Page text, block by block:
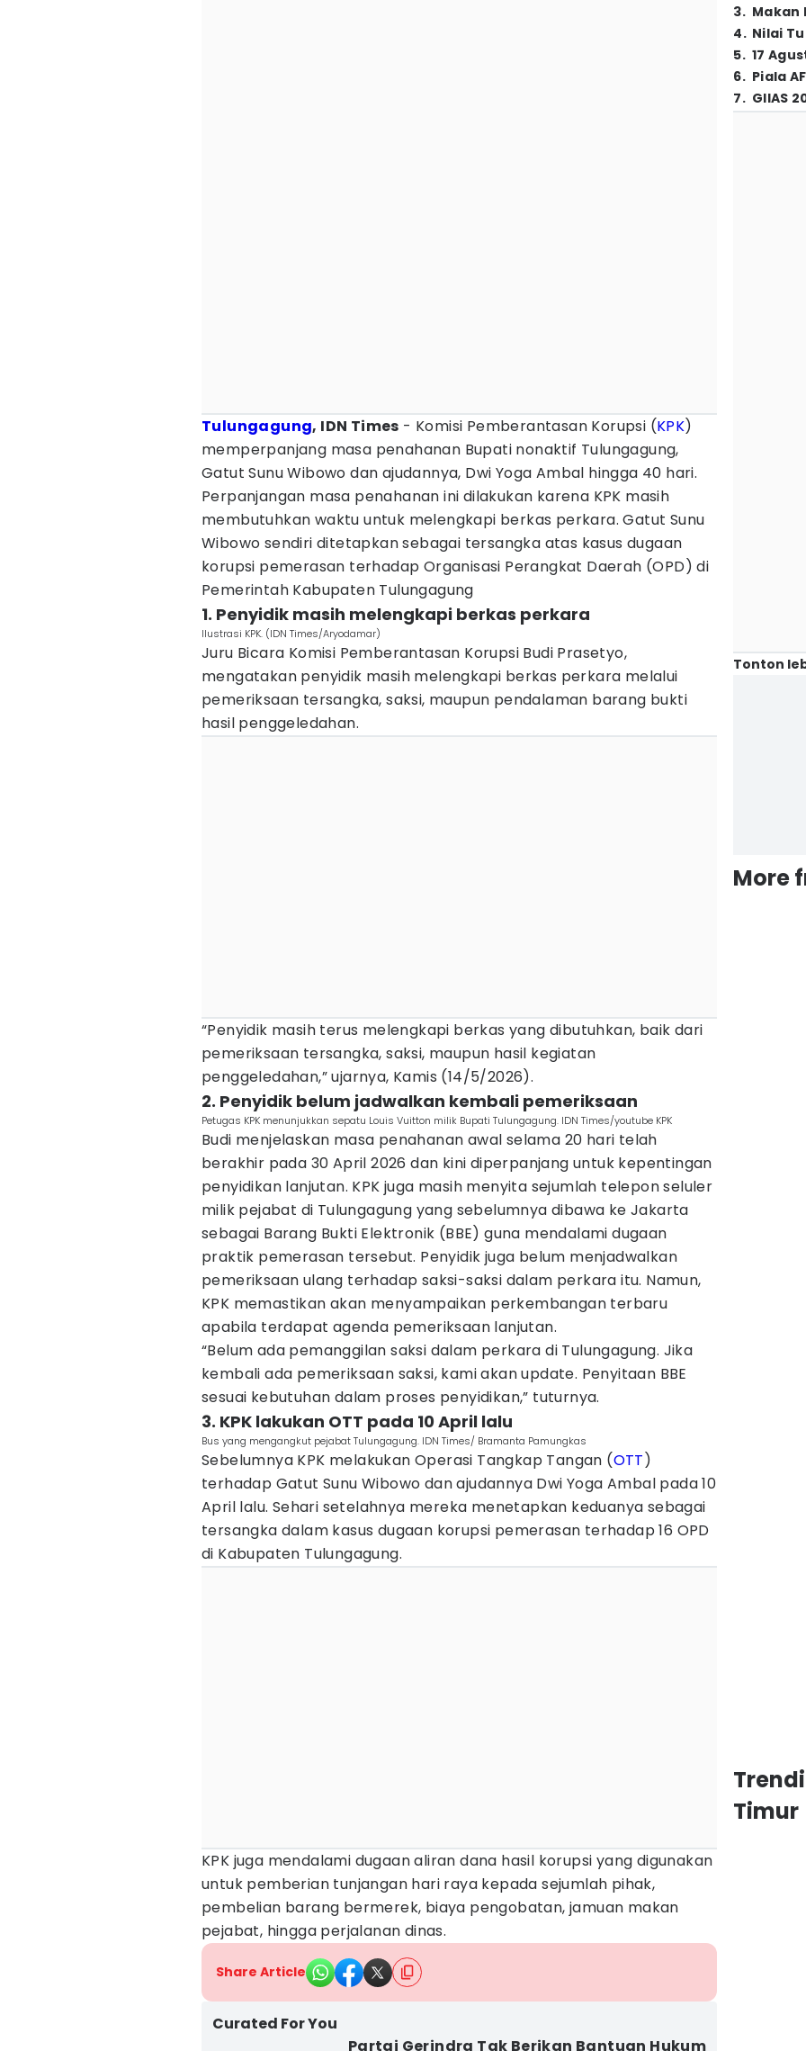
Tulungagung, IDN Times - Komisi Pemberantasan Korupsi (KPK)
memperpanjang masa penahanan Bupati nonaktif Tulungagung,
Gatut Sunu Wibowo dan ajudannya, Dwi Yoga Ambal hingga 40 hari.
Perpanjangan masa penahanan ini dilakukan karena KPK masih
membutuhkan waktu untuk melengkapi berkas perkara. Gatut Sunu
Wibowo sendiri ditetapkan sebagai tersangka atas kasus dugaan
korupsi pemerasan terhadap Organisasi Perangkat Daerah (OPD) di
Pemerintah Kabupaten Tulungagung
1. Penyidik masih melengkapi berkas perkara
Ilustrasi KPK. (IDN Times/Aryodamar)
Juru Bicara Komisi Pemberantasan Korupsi Budi Prasetyo,
mengatakan penyidik masih melengkapi berkas perkara melalui
pemeriksaan tersangka, saksi, maupun pendalaman barang bukti
hasil penggeledahan.
“Penyidik masih terus melengkapi berkas yang dibutuhkan, baik dari
pemeriksaan tersangka, saksi, maupun hasil kegiatan
penggeledahan,” ujarnya, Kamis (14/5/2026).
2. Penyidik belum jadwalkan kembali pemeriksaan
Petugas KPK menunjukkan sepatu Louis Vuitton milik Bupati Tulungagung. IDN Times/youtube KPK
Budi menjelaskan masa penahanan awal selama 20 hari telah
berakhir pada 30 April 2026 dan kini diperpanjang untuk kepentingan
penyidikan lanjutan. KPK juga masih menyita sejumlah telepon seluler
milik pejabat di Tulungagung yang sebelumnya dibawa ke Jakarta
sebagai Barang Bukti Elektronik (BBE) guna mendalami dugaan
praktik pemerasan tersebut. Penyidik juga belum menjadwalkan
pemeriksaan ulang terhadap saksi-saksi dalam perkara itu. Namun,
KPK memastikan akan menyampaikan perkembangan terbaru
apabila terdapat agenda pemeriksaan lanjutan.
“Belum ada pemanggilan saksi dalam perkara di Tulungagung. Jika
kembali ada pemeriksaan saksi, kami akan update. Penyitaan BBE
sesuai kebutuhan dalam proses penyidikan,” tuturnya.
3. KPK lakukan OTT pada 10 April lalu
Bus yang mengangkut pejabat Tulungagung. IDN Times/ Bramanta Pamungkas
Sebelumnya KPK melakukan Operasi Tangkap Tangan (OTT)
terhadap Gatut Sunu Wibowo dan ajudannya Dwi Yoga Ambal pada 10
April lalu. Sehari setelahnya mereka menetapkan keduanya sebagai
tersangka dalam kasus dugaan korupsi pemerasan terhadap 16 OPD
di Kabupaten Tulungagung.
KPK juga mendalami dugaan aliran dana hasil korupsi yang digunakan
untuk pemberian tunjangan hari raya kepada sejumlah pihak,
pembelian barang bermerek, biaya pengobatan, jamuan makan
pejabat, hingga perjalanan dinas.
Share Article
Curated For You
Partai Gerindra Tak Berikan Bantuan Hukum
3. Makan
4. Nilai
5. 17
6. Piala
7. GIIAS
Tonton
More
Timur